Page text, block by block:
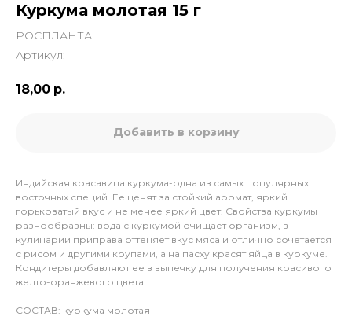
Куркума молотая 15 г
РОСПЛАНТА
Артикул:
18,00 р.
Добавить в корзину
Индийская красавица куркума-одна из самых популярных
восточных специй. Ее ценят за стойкий аромат, яркий
горьковатый вкус и не менее яркий цвет. Свойства куркумы
разнообразны: вода с куркумой очищает организм, в
кулинарии приправа оттеняет вкус мяса и отлично сочетается
с рисом и другими крупами, а на пасху красят яйца в куркуме.
Кондитеры добавляют ее в выпечку для получения красивого
желто-оранжевого цвета
СОСТАВ: куркума молотая